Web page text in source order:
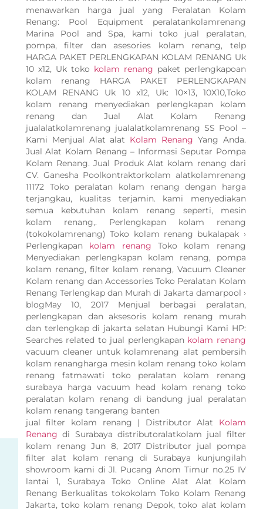
menawarkan harga jual yang Peralatan Kolam
Renang: Pool Equipment peralatankolamrenang
Marina Pool and Spa, kami toko jual peralatan,
pompa, filter dan asesories kolam renang, telp
HARGA PAKET PERLENGKAPAN KOLAM RENANG Uk
10 x12, Uk toko kolam renang paket perlengkapoan
kolam renang HARGA PAKET PERLENGKAPAN
KOLAM RENANG Uk 10 x12, Uk: 10×13, 10X10,Toko
kolam renang menyediakan perlengkapan kolam
renang dan Jual Alat Kolam Renang
jualalatkolamrenang jualalatkolamrenang SS Pool –
Kami Menjual Alat alat Kolam Renang Yang Anda.
Jual Alat Kolam Renang – Informasi Seputar Pompa
Kolam Renang. Jual Produk Alat kolam renang dari
CV. Ganesha Poolkontraktorkolam alatkolamrenang
11172 Toko peralatan kolam renang dengan harga
terjangkau, kualitas terjamin. kami menyediakan
semua kebutuhan kolam renang seperti, mesin
kolam renang,. Perlengkapan kolam renang
(tokokolamrenang) Toko kolam renang bukalapak ›
Perlengkapan kolam renang Toko kolam renang
Menyediakan perlengkapan kolam renang, pompa
kolam renang, filter kolam renang, Vacuum Cleaner
Kolam renang dan Accessories Toko Peralatan Kolam
Renang Terlengkap dan Murah di Jakarta damarpool ›
blogMay 10, 2017 Menjual berbagai peralatan,
perlengkapan dan aksesoris kolam renang murah
dan terlengkap di jakarta selatan Hubungi Kami HP:
Searches related to jual perlengkapan kolam renang
vacuum cleaner untuk kolamrenang alat pembersih
kolam renangharga mesin kolam renang toko kolam
renang fatmawati toko peralatan kolam renang
surabaya harga vacuum head kolam renang toko
peralatan kolam renang di bandung jual peralatan
kolam renang tangerang banten
jual filter kolam renang | Distributor Alat Kolam
Renang di Surabaya distributoralatkolam jual filter
kolam renang Jun 8, 2017 Distributor jual pompa
filter alat kolam renang di Surabaya kunjungilah
showroom kami di Jl. Pucang Anom Timur no.25 IV
lantai 1, Surabaya Toko Online Alat Alat Kolam
Renang Berkualitas tokokolam Toko Kolam Renang
Jakarta, toko kolam renang Depok, toko alat kolam